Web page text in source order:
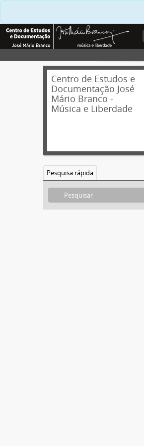
Centro de Estudos e
Documentação José
Mário Branco -
Música e Liberdade
Pesquisa rápida